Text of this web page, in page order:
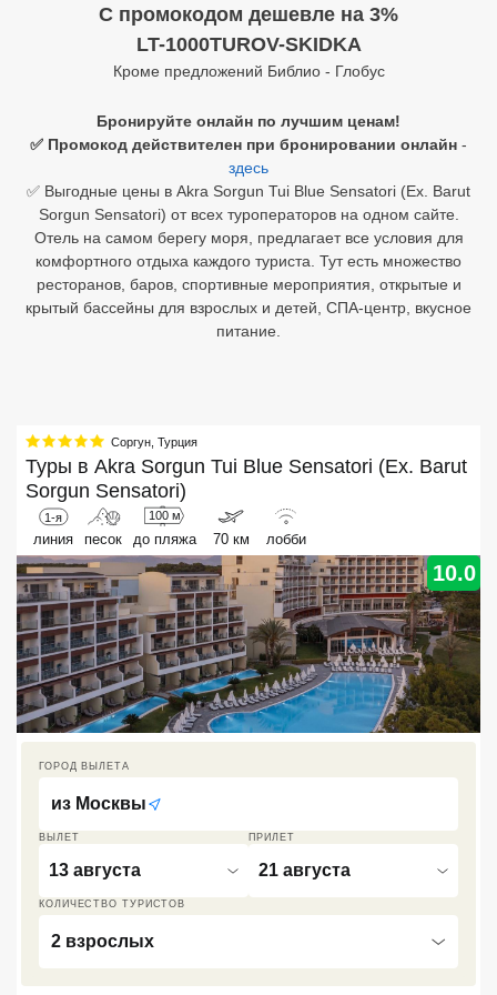
C промокодом дешевле на 3%
LT-1000TUROV-SKIDKA
Кроме предложений Библио - Глобус
Бронируйте онлайн по лучшим ценам!
✅ Промокод действителен при бронировании онлайн -
здесь
✅ Выгодные цены в Akra Sorgun Tui Blue Sensatori (Ex. Barut
Sorgun Sensatori) от всех туроператоров на одном сайте.
Отель на самом берегу моря, предлагает все условия для
комфортного отдыха каждого туриста. Тут есть множество
ресторанов, баров, спортивные мероприятия, открытые и
крытый бассейны для взрослых и детей, СПА-центр, вкусное
питание.
Соргун, Турция
Туры в Akra Sorgun Tui Blue Sensatori (Ex. Barut
Sorgun Sensatori)
1-я
линия песок
100 м
до пляжа 70 км лобби
10.0
ВЫЛЕТ
13 августа
ПРИЛЕТ
21 августа
КОЛИЧЕСТВО ТУРИСТОВ
2 взрослых
ГОРОД ВЫЛЕТА
из Москвы
Шри Ланка
Вьетнам
Хайнань
Северный Гоа
Абхазия
Большой Сочи
Кав Мин Воды
Экскурсионные туры
VIP отели 5 звезд
ТОП 10 лучших отелей 5*
ТОП 10 недорогих отелей
Лучшие отели 4* звезды
Недорогие отели 4*
звезды
Лучшие отели 3* звезды
Недорогие отели 3*